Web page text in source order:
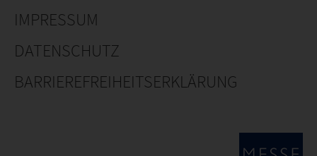
IMPRESSUM
DATENSCHUTZ
BARRIEREFREIHEITSERKLÄRUNG